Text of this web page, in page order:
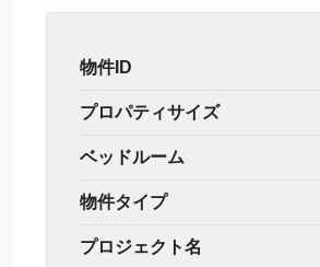
物件ID
プロパティサイズ
ベッドルーム
物件タイプ
プロジェクト名